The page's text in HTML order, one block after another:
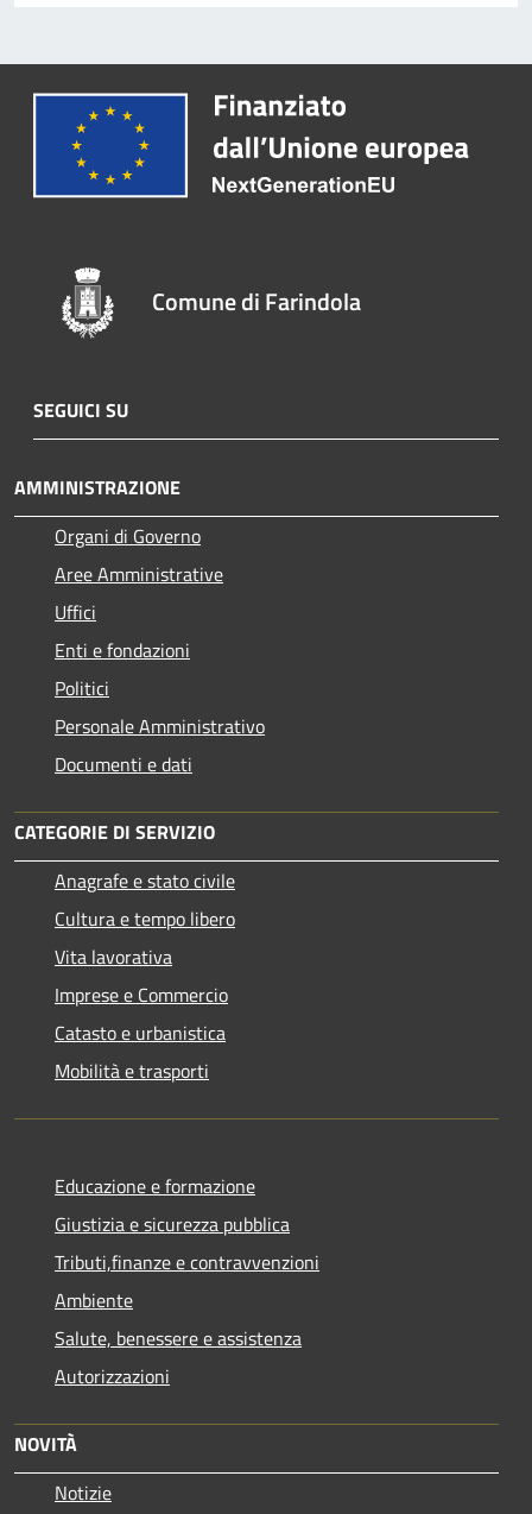
Comune di Farindola
SEGUICI SU
AMMINISTRAZIONE
Organi di Governo
Aree Amministrative
Uffici
Enti e fondazioni
Politici
Personale Amministrativo
Documenti e dati
CATEGORIE DI SERVIZIO
Anagrafe e stato civile
Cultura e tempo libero
Vita lavorativa
Imprese e Commercio
Catasto e urbanistica
Mobilità e trasporti
Educazione e formazione
Giustizia e sicurezza pubblica
Tributi,finanze e contravvenzioni
Ambiente
Salute, benessere e assistenza
Autorizzazioni
NOVITÀ
Notizie